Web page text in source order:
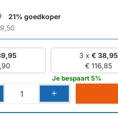
21% goedkoper
3 x € 38,95
€ 116,85
Je bespaart 5%